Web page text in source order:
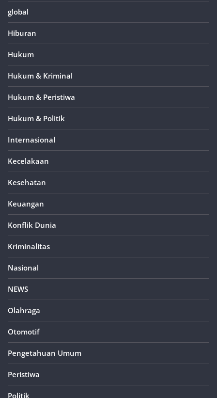
global
Hiburan
Hukum
Hukum & Kriminal
Hukum & Peristiwa
Hukum & Politik
Internasional
Kecelakaan
Kesehatan
Keuangan
Konflik Dunia
Kriminalitas
Nasional
NEWS
Olahraga
Otomotif
Pengetahuan Umum
Peristiwa
Politik